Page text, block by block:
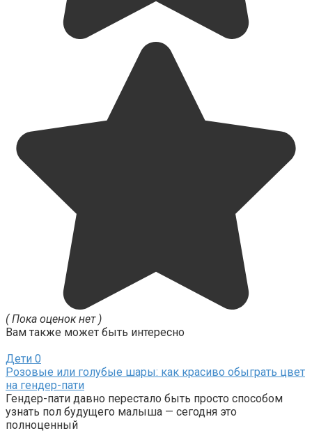
( Пока оценок нет )
Вам также может быть интересно
Дети 0
Розовые или голубые шары: как красиво обыграть цвет
на гендер-пати
Гендер-пати давно перестало быть просто способом
узнать пол будущего малыша — сегодня это
полноценный